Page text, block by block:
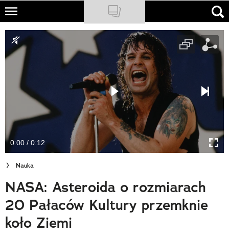
Skip
main
content
NATIONAL GEOGRAPHIC
TRAVELER
PODCASTY
Newsletter
Cuda Polski
Wielki Konkurs Fotograficzny
Trendbook Podróżniczy
Polecane
0:00 / 0:12
Nauka
NASA: Asteroida o rozmiarach
20 Pałaców Kultury przemknie
koło Ziemi